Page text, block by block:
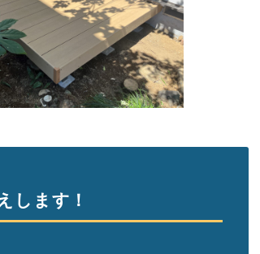
します！